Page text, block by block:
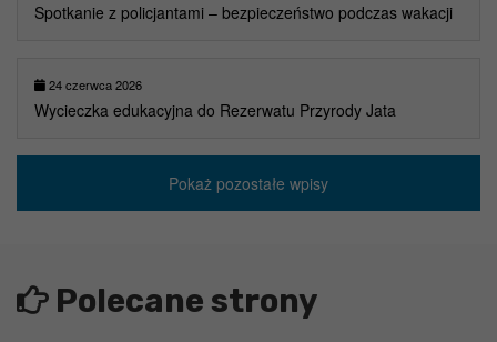
Spotkanie z policjantami – bezpieczeństwo podczas wakacji
24 czerwca 2026
Wycieczka edukacyjna do Rezerwatu Przyrody Jata
Pokaż pozostałe wpisy
Polecane strony